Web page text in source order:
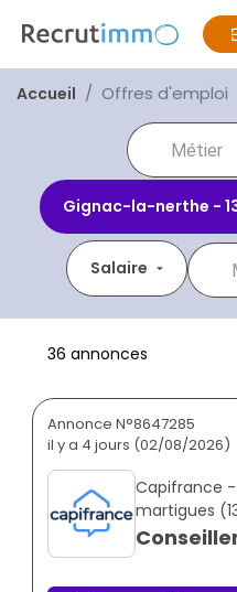
Accueil Offres d'emploi
Gignac-la-nerthe -
Salaire
36 annonces
Annonce N°8647285
il y a 4 jours (02/08/2026)
Capifrance
martigues